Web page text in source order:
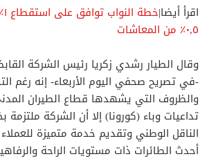
اقرأ أيضا|
٠,٥٪ من المعاشات
وقال الطيار رشدي زكريا رئيس الشركة
-في تصريح صحفي اليوم الأربعاء- إنه رغم
والظروف التي يشهدها قطاع الطيران
تداعيات وباء (كورونا) إلا أن الشركة
الناقل الوطني وتقديم خدمة متميزة
أحدث الطائرات ذات مستويات الراحة